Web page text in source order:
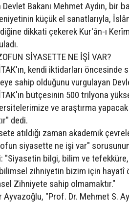
Devlet Bakanı Mehmet Aydın, bir
küçük el sanatlarıyla,
dikkati çekerek Kur'ân-ı
SİYASETTE NE İŞİ VAR?
kendi iktidarları
sahip olduğunu vurgulayan
bütçesinin 500 trilyona
ve araştırma
dedi.
atıldığı zaman akademik
siyasette ne işi var"
"Siyasetin bilgi, bilim ve
zihniyetin bizim için hayatî
Zihniyete sahip olmamaktır."
Ayvazoğlu, "Prof. Dr. Mehmet S.